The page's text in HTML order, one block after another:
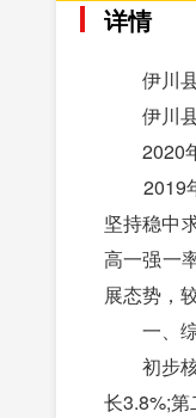
详情
伊川县
伊川县
2020
2019年
坚持稳中
高一强一
展态势，
一、
初步核
长3.8%;